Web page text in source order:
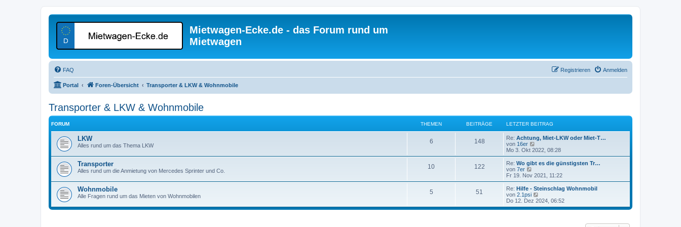
Mietwagen-Ecke.de - das Forum rund um
Mietwagen
FAQ Anmelden
Registrieren
Portal Foren-Übersicht Transporter & LKW & Wohnmobile
Transporter & LKW & Wohnmobile
FORUM THEMEN BEITRÄGE LETZTER BEITRAG
LKW
Alles rund um das Thema LKW
6 148 Re: Achtung, Miet-LKW oder Miet-T…
von 16er
e
u
e
t
r
B
e
i
t
Mo 3. Okt 2022, 08:28
Transporter
Alles rund um die Anmietung von Mercedes Sprinter und Co.
10 122 Re: Wo gibt es die günstigsten Tr…
von 7er
e
u
e
s
t
r
Fr 19. Nov 2021, 11:22
Wohnmobile
Alle Fragen rund um das Mieten von Wohnmobilen
5 51 Re: Hilfe - Steinschlag Wohnmobil
von 2.1psi
e
u
Do 12. Dez 2024, 06:52